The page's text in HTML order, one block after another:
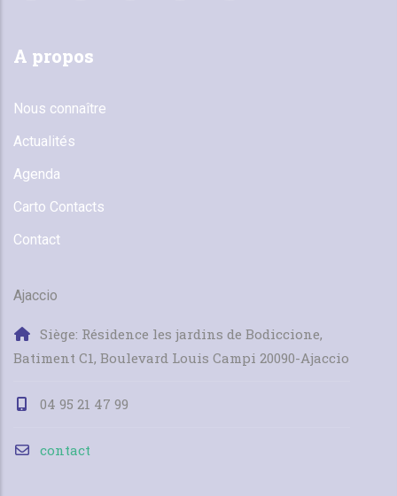
A propos
Nous connaître
Actualités
Agenda
Carto Contacts
Contact
Ajaccio
Siège: Résidence les jardins de Bodiccione,
Batiment C1, Boulevard Louis Campi 20090-Ajaccio
04 95 21 47 99
contact